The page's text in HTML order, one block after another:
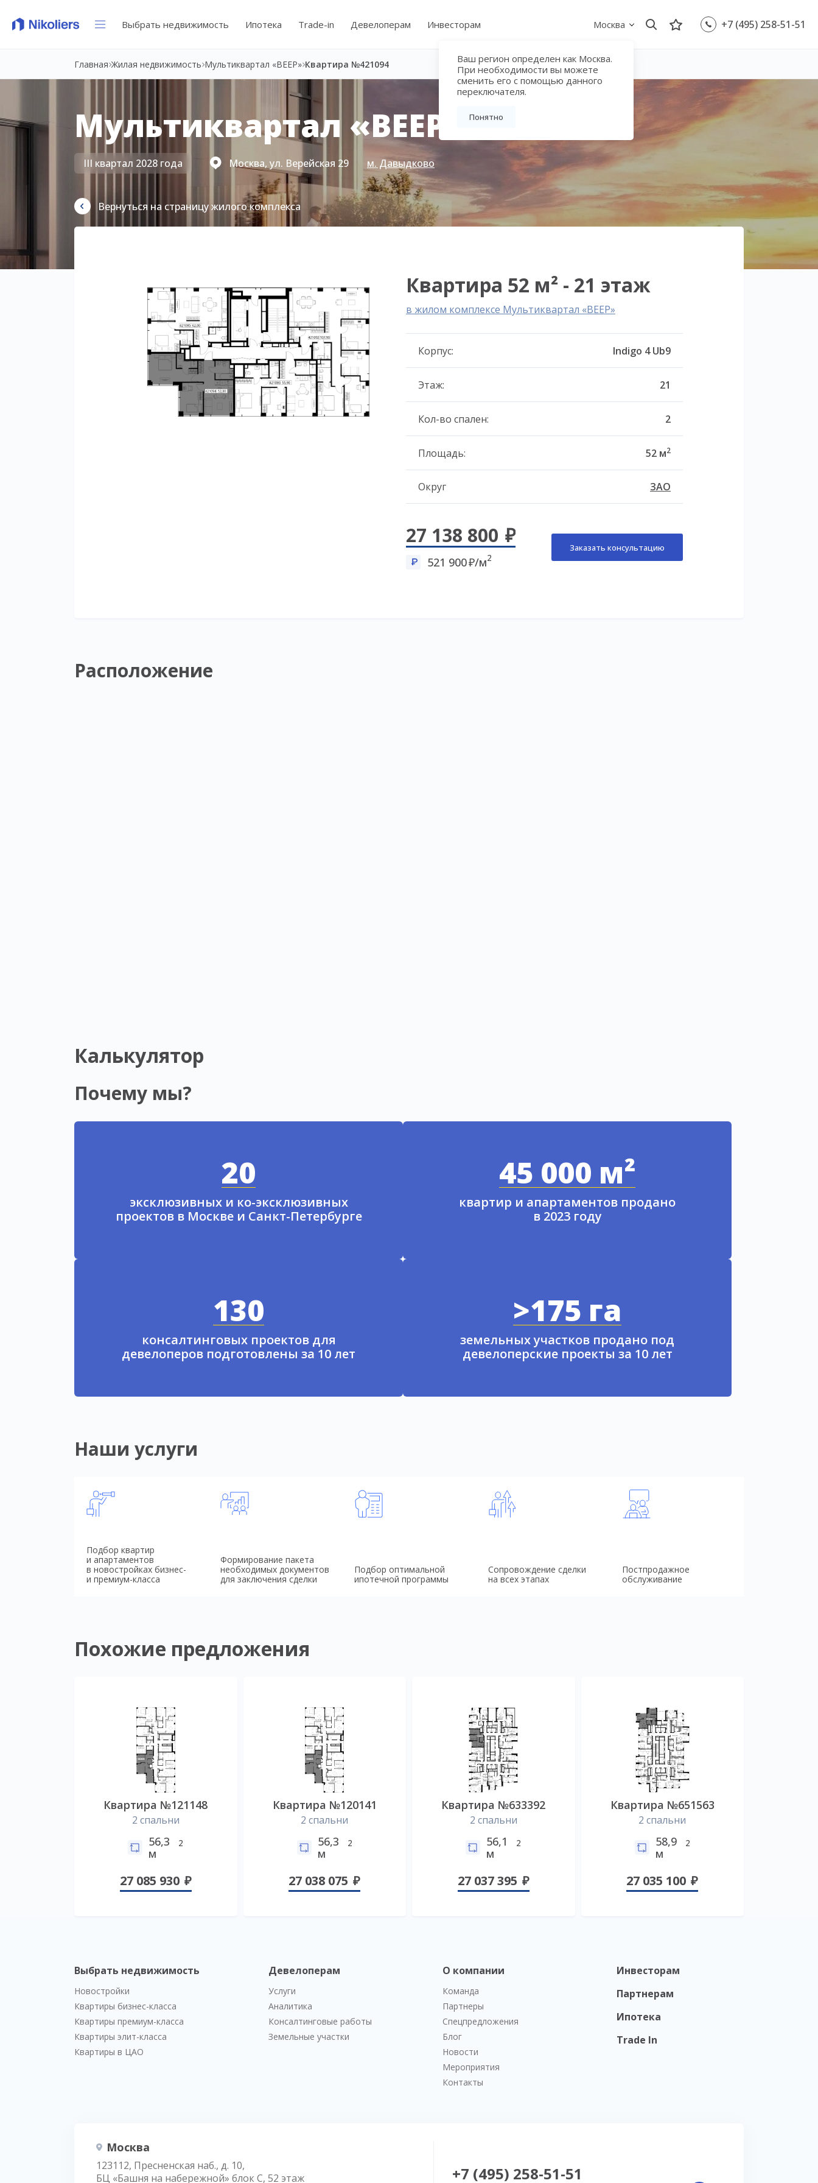
Выбрать недвижимость Ипотека Trade-in Девелоперам Инвесторам Москва
Ваш регион определен как Москва.
При необходимости вы можете
сменить его с помощью данного
переключателя.
Понятно
+7 (495) 258-51-51
Главная Жилая недвижимость Мультиквартал «ВЕЕР» Квартира №421094
Мультиквартал «ВЕЕР»
III квартал 2028 года Москва, ул. Верейская 29 м. Давыдково
Вернуться на страницу жилого комплекса
Квартира 52 м² - 21 этаж
в жилом комплексе Мультиквартал «ВЕЕР»
Корпус: Indigo 4 Ub9
Этаж: 21
Кол-во спален: 2
Площадь: 52 м2
Округ ЗАО
27 138 800
521 900 /м2
Заказать консультацию
Расположение
Калькулятор
Почему мы?
20
эксклюзивных и ко-эксклюзивных
проектов в Москве и Санкт-Петербурге
45 000 м²
квартир и апартаментов продано
в 2023 году
130
консалтинговых проектов для
девелоперов подготовлены за 10 лет
>175 га
земельных участков продано под
девелоперские проекты за 10 лет
Наши услуги
Подбор квартир
и апартаментов
в новостройках бизнес-
и премиум-класса
Формирование пакета
необходимых документов
для заключения сделки
Подбор оптимальной
ипотечной программы
Сопровождение сделки
на всех этапах
Постпродажное
обслуживание
Похожие предложения
Квартира №121148
2 спальни
56,3
м
2
27 085 930
Квартира №120141
2 спальни
56,3
м
2
27 038 075
Квартира №633392
2 спальни
56,1
м
2
27 037 395
Квартира №651563
2 спальни
58,9
м
2
27 035 100
Выбрать недвижимость
Новостройки
Квартиры бизнес-класса
Квартиры премиум-класса
Квартиры элит-класса
Квартиры в ЦАО
Девелоперам
Услуги
Аналитика
Консалтинговые работы
Земельные участки
О компании
Команда
Партнеры
Спецпредложения
Блог
Новости
Мероприятия
Контакты
Инвесторам
Партнерам
Ипотека
Trade In
Москва
123112, Пресненская наб., д. 10,
БЦ «Башня на набережной» блок С, 52 этаж
+7 (495) 258-51-51